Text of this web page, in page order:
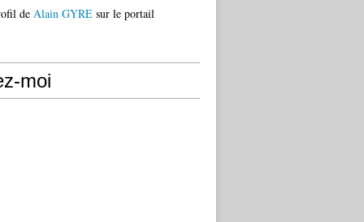
de Alain GYRE sur le portail
moi